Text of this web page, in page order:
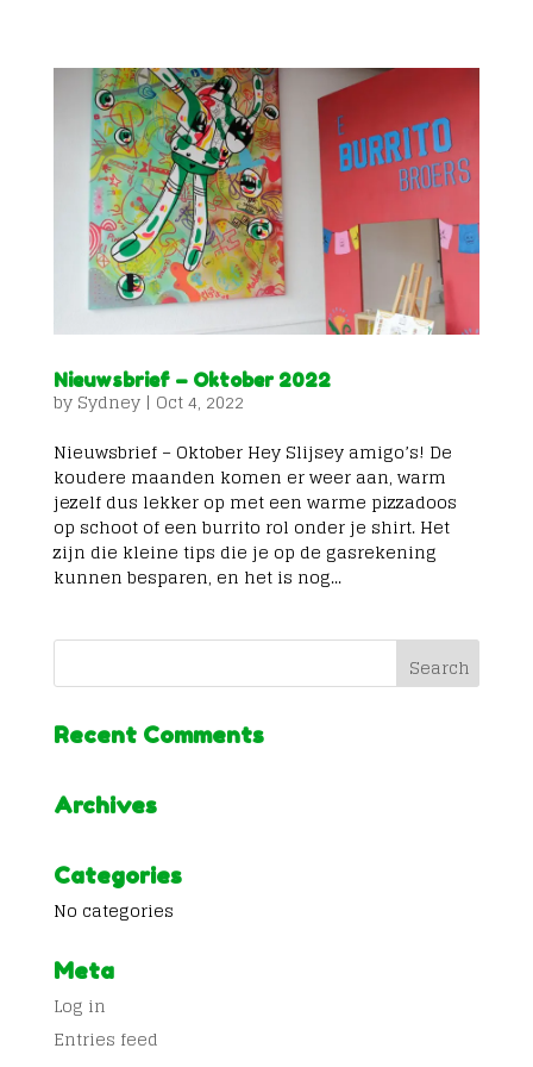
Nieuwsbrief – Oktober 2022
by Sydney| Oct 4, 2022
Nieuwsbrief – Oktober Hey Slijsey amigo’s! De
koudere maanden komen er weer aan, warm
jezelf dus lekker op met een warme pizzadoos
op schoot of een burrito rol onder je shirt. Het
zijn die kleine tips die je op de gasrekening
kunnen besparen, en het is nog...
Recent Comments
Archives
Categories
No categories
Meta
Log in
Entries feed